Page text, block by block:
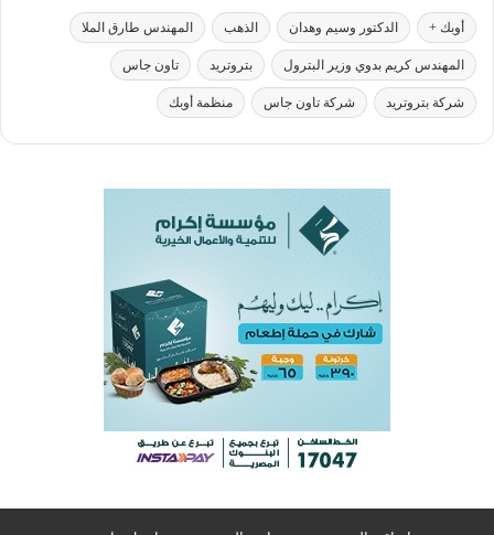
أوبك + الدكتور وسيم وهدان الذهب المهندس طارق الملا
المهندس كريم بدوي وزير البترول بتروتريد تاون جاس
شركة بتروتريد شركة تاون جاس منظمة أوبك